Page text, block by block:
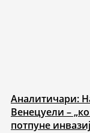
Аналитичари:
Венецуели –
потпуне